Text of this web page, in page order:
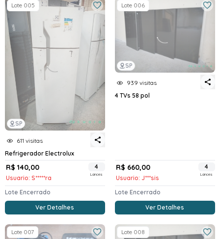
SP
Lote 005
611 visitas
Refrigerador Electrolux
R$ 140,00
Usuario: S*****ra
4
Lances
Lote Encerrado
Ver Detalhes
SP
Lote 006
939 visitas
4 TVs 58 pol
R$ 660,00
Usuario: J***sis
4
Lances
Lote Encerrado
Ver Detalhes
Lote 007 Lote 008